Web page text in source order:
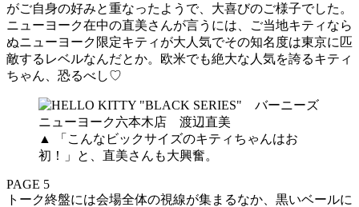
がご自身の好みと重なったようで、大喜びのご様子でした。
ニューヨーク在中の直美さんが言うには、ご当地キティなら
ぬニューヨーク限定キティが大人気でその知名度は東京に匹
敵するレベルなんだとか。欧米でも絶大な人気を誇るキティ
ちゃん、恐るべし♡
▲ 「こんなビックサイズのキティちゃんはお
初！」と、直美さんも大興奮。
PAGE 5
トーク終盤には会場全体の視線が集まるなか、黒いベールに